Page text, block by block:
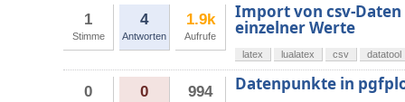
1
Stimme
4
Antworten
1.9k
Aufrufe
Import von csv-
einzelner Werte
latex lualatex csv datatool
0 0 994 Datenpunkte in